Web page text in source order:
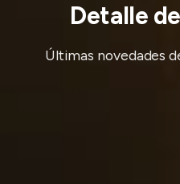
Detalle
Últimas novedades